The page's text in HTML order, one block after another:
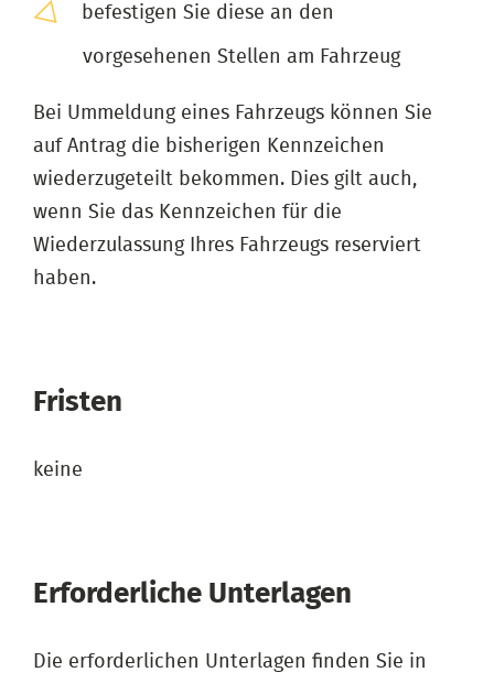
befestigen Sie diese an den
vorgesehenen Stellen am Fahrzeug
Bei Ummeldung eines Fahrzeugs können Sie
auf Antrag die bisherigen Kennzeichen
wiederzugeteilt bekommen. Dies gilt auch,
wenn Sie das Kennzeichen für die
Wiederzulassung Ihres Fahrzeugs reserviert
haben.
Fristen
keine
Erforderliche Unterlagen
Die erforderlichen Unterlagen finden Sie in